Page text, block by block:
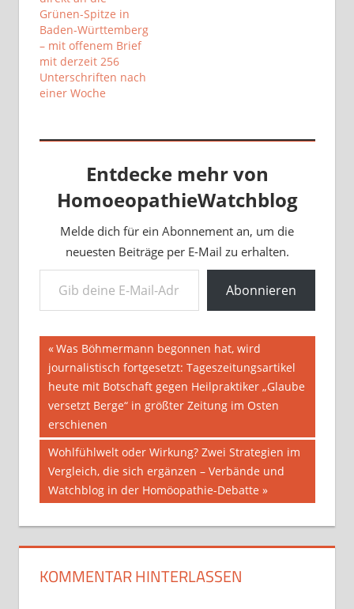
Grünen-Spitze in
Baden-Württemberg
– mit offenem Brief
mit derzeit 256
Unterschriften nach
einer Woche
Entdecke mehr von
HomoeopathieWatchblog
Melde dich für ein Abonnement an, um die
neuesten Beiträge per E-Mail zu erhalten.
Gib deine E-Mail-Adresse ein ...
Abonnieren
Beitragsnavigation
Vorheriger
Beitrag:
Was Böhmermann begonnen hat, wird
journalistisch fortgesetzt: Tageszeitungsartikel
heute mit Botschaft gegen Heilpraktiker „Glaube
versetzt Berge“ in größter Zeitung im Osten
erschienen
Nächster
Beitrag:
Wohlfühlwelt oder Wirkung? Zwei Strategien im
Vergleich, die sich ergänzen – Verbände und
Watchblog in der Homöopathie-Debatte
KOMMENTAR HINTERLASSEN